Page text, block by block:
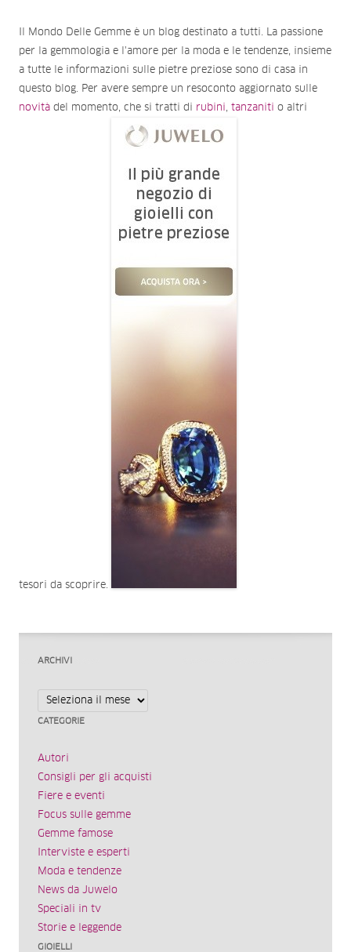
Il Mondo Delle Gemme è un blog destinato a tutti. La passione
per la gemmologia e l'amore per la moda e le tendenze, insieme
a tutte le informazioni sulle pietre preziose sono di casa in
questo blog. Per avere sempre un resoconto aggiornato sulle
novità del momento, che si tratti di rubini tanzaniti o altri
tesori da scoprire.
ARCHIVI
Archivi
CATEGORIE
Autori
Consigli per gli acquisti
Fiere e eventi
Focus sulle gemme
Gemme famose
Interviste e esperti
Moda e tendenze
News da Juwelo
Speciali in tv
Storie e leggende
GIOIELLI